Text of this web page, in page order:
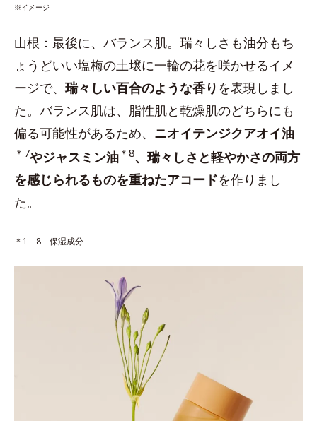
※イメージ
山根：最後に、バランス肌。瑞々しさも油分もち
ょうどいい塩梅の土壌に一輪の花を咲かせるイメ
ージで、 瑞々しい百合のような香り を表現しまし
た。バランス肌は、脂性肌と乾燥肌のどちらにも
偏る可能性があるため、 ニオイテンジクアオイ油
＊7やジャスミン油 ＊8、瑞々しさと軽やかさの両方
を感じられるものを重ねたアコードを作りまし
た。
＊1－8 保湿成分